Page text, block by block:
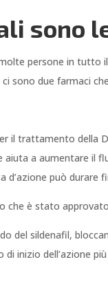
sono
persone in
sono due farmaci
il trattamento della
a aumentare il
d’azione può durare
che è stato
del sildenafil,
inizio dell’azione